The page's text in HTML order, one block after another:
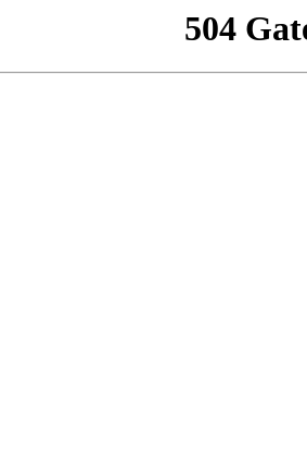
504